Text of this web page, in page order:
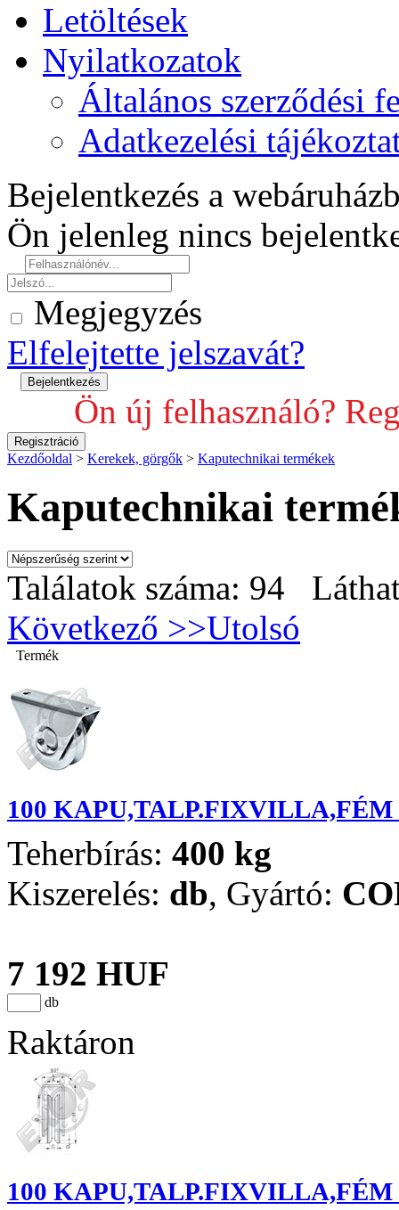
Letöltések
Nyilatkozatok
Általános szerződési
Adatkezelési
Bejelentkezés a
Ön jelenleg nincs
Megjegyzés
Elfelejtette jelszavát?
Ön új felhasználó?
Kezdőoldal > Kerekek, görgők > Kaputechnikai termékek
Kaputechnikai
Találatok száma: 94
Következő >>Utolsó
Termék
100
Teherbírás: 400 kg
Kiszerelés: db, Gyártó:
7 192 HUF
db
Raktáron
100